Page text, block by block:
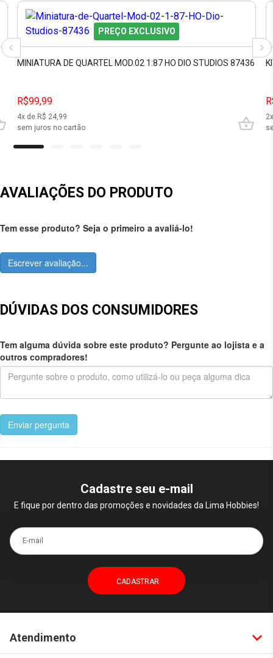
PREÇO EXCLUSIVO
MINIATURA DE QUARTEL MOD.02 1:87 HO DIO STUDIOS 87436
R$99,99
4x de R$ 24,99
sem juros no cartão
2
AVALIAÇÕES DO PRODUTO
Tem esse produto? Seja o primeiro a avaliá-lo!
Escrever avaliação...
DÚVIDAS DOS CONSUMIDORES
Tem alguma dúvida sobre este produto? Pergunte ao lojista e a
outros compradores!
Enviar pergunta
Cadastre seu e-mail
E fique por dentro das promoções e novidades da Lima Hobbies!
E-mail
Atendimento